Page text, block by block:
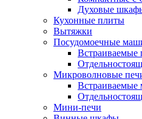
Духовые
Кухонные плиты
Вытяжки
Посудомоечные
Встраиваемые
Микроволновые
Встраиваемые
Мини-печи